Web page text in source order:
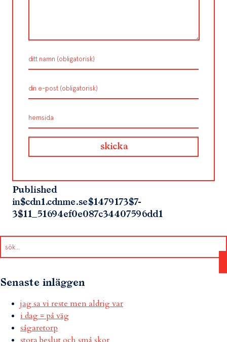
Published
in$cdn1.cdnme.se$1479173$7-
3$11_51694ef0e087c34407596dd1
Senaste inläggen
jag sa vi reste men aldrig var
i dag = på väg
sågaretorp